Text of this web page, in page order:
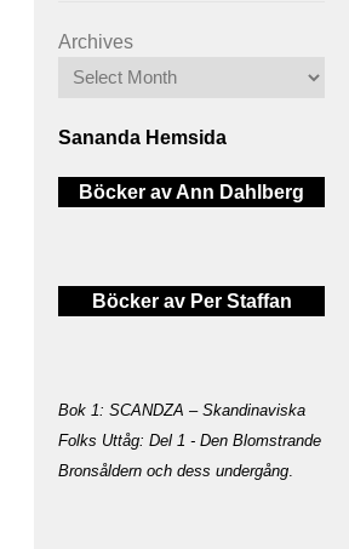
Archives
Sananda Hemsida
Böcker av Ann Dahlberg
Böcker av Per Staffan
Bok 1: SCANDZA – Skandinaviska
Folks Uttåg: Del 1 - Den Blomstrande
Bronsåldern och dess undergång.